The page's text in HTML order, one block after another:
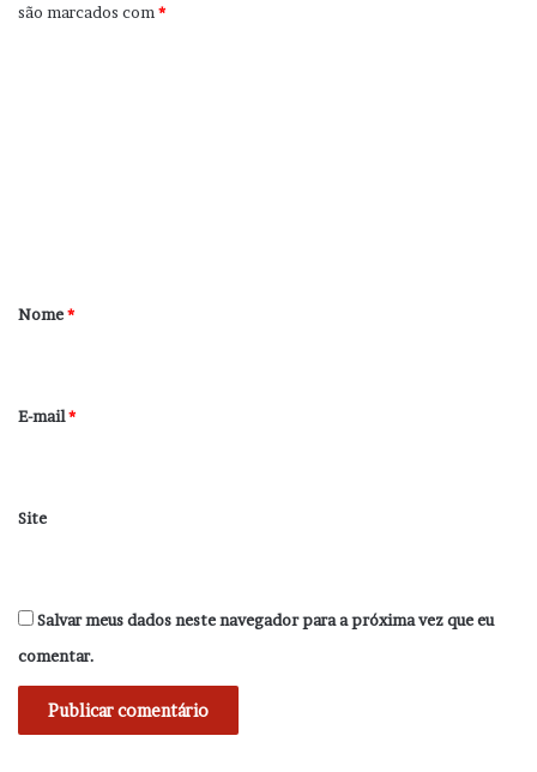
são marcados com *
r
*
Nome*
E-mail*
Site
Salvar meus dados neste navegador para a próxima vez que eu
comentar.